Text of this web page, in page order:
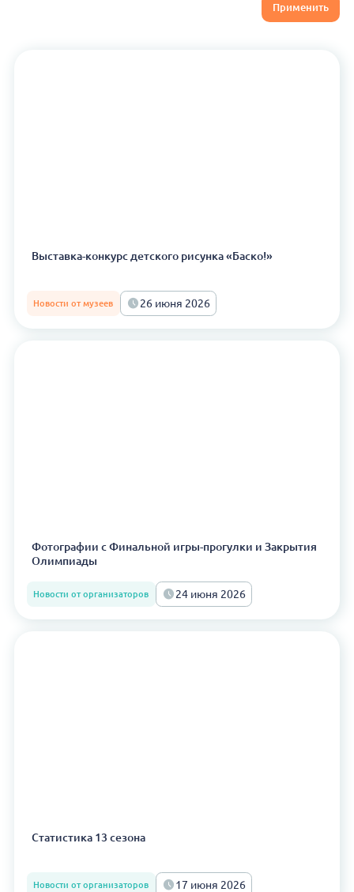
Применить
Выставка-конкурс детского рисунка «Баско!»
Новости от музеев 26 июня 2026
Фотографии с Финальной игры-прогулки и Закрытия
Олимпиады
Новости от организаторов 24 июня 2026
Статистика 13 сезона
Новости от организаторов 17 июня 2026